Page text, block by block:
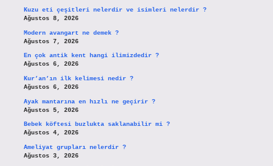
Kuzu eti çeşitleri nelerdir ve isimleri nelerdir ?
Ağustos 8, 2026
Modern avangart ne demek ?
Ağustos 7, 2026
En çok antik kent hangi ilimizdedir ?
Ağustos 6, 2026
Kur’an’ın ilk kelimesi nedir ?
Ağustos 6, 2026
Ayak mantarına en hızlı ne geçirir ?
Ağustos 5, 2026
Bebek köftesi buzlukta saklanabilir mi ?
Ağustos 4, 2026
Ameliyat grupları nelerdir ?
Ağustos 3, 2026